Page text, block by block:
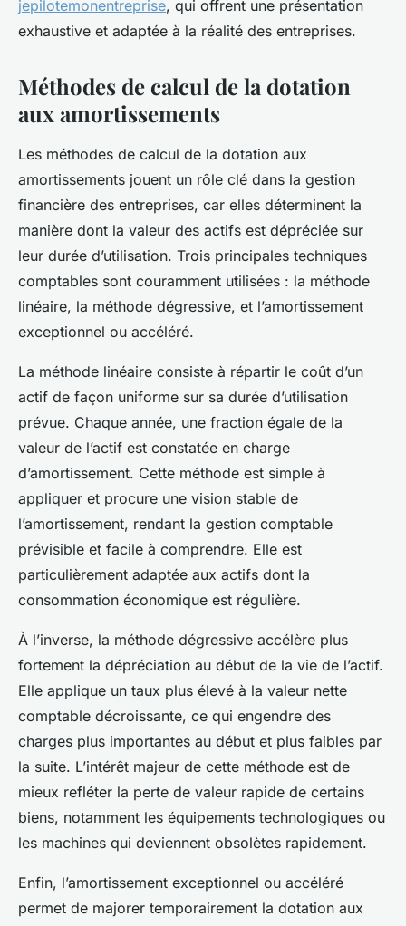
jepilotemonentreprise, qui offrent une présentation
exhaustive et adaptée à la réalité des entreprises.
Méthodes de calcul de la dotation
aux amortissements
Les méthodes de calcul de la dotation aux
amortissements jouent un rôle clé dans la gestion
financière des entreprises, car elles déterminent la
manière dont la valeur des actifs est dépréciée sur
leur durée d’utilisation. Trois principales techniques
comptables sont couramment utilisées : la méthode
linéaire, la méthode dégressive, et l’amortissement
exceptionnel ou accéléré.
La méthode linéaire consiste à répartir le coût d’un
actif de façon uniforme sur sa durée d’utilisation
prévue. Chaque année, une fraction égale de la
valeur de l’actif est constatée en charge
d’amortissement. Cette méthode est simple à
appliquer et procure une vision stable de
l’amortissement, rendant la gestion comptable
prévisible et facile à comprendre. Elle est
particulièrement adaptée aux actifs dont la
consommation économique est régulière.
À l’inverse, la méthode dégressive accélère plus
fortement la dépréciation au début de la vie de l’actif.
Elle applique un taux plus élevé à la valeur nette
comptable décroissante, ce qui engendre des
charges plus importantes au début et plus faibles par
la suite. L’intérêt majeur de cette méthode est de
mieux refléter la perte de valeur rapide de certains
biens, notamment les équipements technologiques ou
les machines qui deviennent obsolètes rapidement.
Enfin, l’amortissement exceptionnel ou accéléré
permet de majorer temporairement la dotation aux